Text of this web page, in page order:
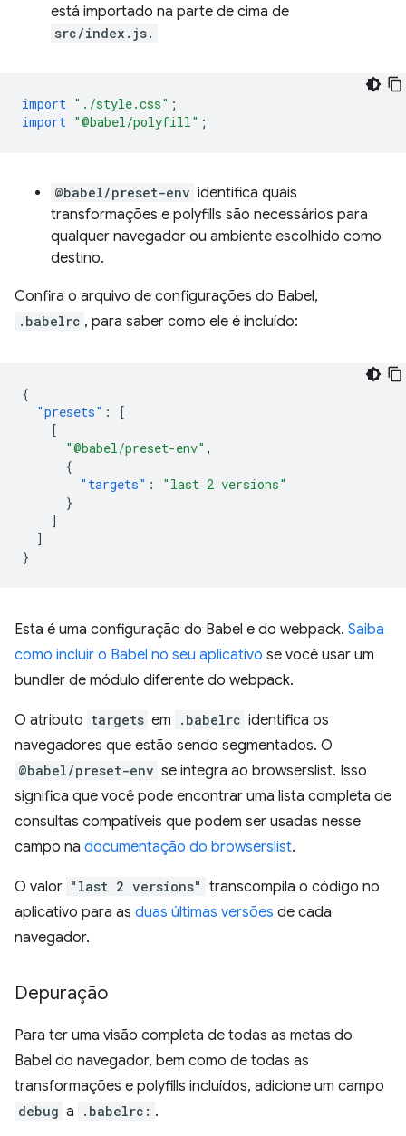
está importado na parte de cima de
src/index.js.
import "./style.css" ;
import "@babel/polyfill" ;
@babel/preset-env identifica quais
transformações e polyfills são necessários para
qualquer navegador ou ambiente escolhido como
destino.
Confira o arquivo de configurações do Babel,
.babelrc , para saber como ele é incluído:
{
"presets" :
[
[
"@babel/preset-env" ,
{
"targets" :
"last 2 versions"
}
]
]
}
Esta é uma configuração do Babel e do webpack. Saiba
como incluir o Babel no seu aplicativo se você usar um
bundler de módulo diferente do webpack.
O atributo targets em .babelrc identifica os
navegadores que estão sendo segmentados. O
@babel/preset-env se integra ao browserslist. Isso
significa que você pode encontrar uma lista completa de
consultas compatíveis que podem ser usadas nesse
campo na documentação do browserslist.
O valor "last 2 versions" transcompila o código no
aplicativo para as duas últimas versões de cada
navegador.
Depuração
Para ter uma visão completa de todas as metas do
Babel do navegador, bem como de todas as
transformações e polyfills incluídos, adicione um campo
debug a .babelrc: .